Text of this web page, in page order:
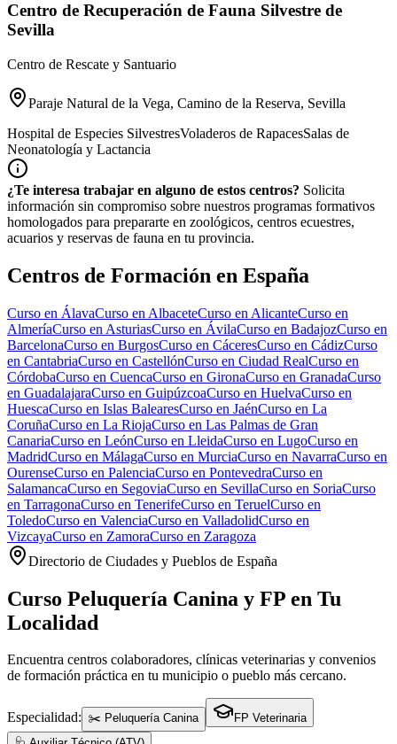
Centro de Recuperación de Fauna Silvestre de
Sevilla
Centro de Rescate y Santuario
Paraje Natural de la Vega, Camino de la Reserva, Sevilla
Hospital de Especies SilvestresVoladeros de RapacesSalas de
Neonatología y Lactancia
¿Te interesa trabajar en alguno de estos centros? Solicita
información sin compromiso sobre nuestros programas formativos
homologados para prepararte en zoológicos, centros ecuestres,
acuarios y reservas de fauna en tu provincia.
Centros de Formación en España
Curso en ÁlavaCurso en AlbaceteCurso en AlicanteCurso en
AlmeríaCurso en AsturiasCurso en ÁvilaCurso en BadajozCurso en
BarcelonaCurso en BurgosCurso en CáceresCurso en CádizCurso
en CantabriaCurso en CastellónCurso en Ciudad RealCurso en
CórdobaCurso en CuencaCurso en GironaCurso en GranadaCurso
en GuadalajaraCurso en GuipúzcoaCurso en HuelvaCurso en
HuescaCurso en Islas BalearesCurso en JaénCurso en La
CoruñaCurso en La RiojaCurso en Las Palmas de Gran
CanariaCurso en LeónCurso en LleidaCurso en LugoCurso en
MadridCurso en MálagaCurso en MurciaCurso en NavarraCurso en
OurenseCurso en PalenciaCurso en PontevedraCurso en
SalamancaCurso en SegoviaCurso en SevillaCurso en SoriaCurso
en TarragonaCurso en TenerifeCurso en TeruelCurso en
ToledoCurso en ValenciaCurso en ValladolidCurso en
VizcayaCurso en ZamoraCurso en Zaragoza
Directorio de Ciudades y Pueblos de España
Curso Peluquería Canina y FP en Tu
Localidad
Encuentra centros colaboradores, clínicas veterinarias y convenios
de formación práctica en tu municipio o pueblo más cercano.
Especialidad: ✂️ Peluquería Canina
FP Veterinaria